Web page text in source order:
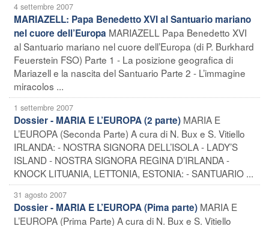
4 settembre 2007
MARIAZELL: Papa Benedetto XVI al Santuario mariano
nel cuore dell’Europa MARIAZELL Papa Benedetto XVI
al Santuario mariano nel cuore dell’Europa (di P. Burkhard
Feuerstein FSO) Parte 1 - La posizione geografica di
Mariazell e la nascita del Santuario Parte 2 - L’immagine
miracolos ...
1 settembre 2007
Dossier - MARIA E L’EUROPA (2 parte) MARIA E
L’EUROPA (Seconda Parte) A cura di N. Bux e S. Vitiello
IRLANDA: - NOSTRA SIGNORA DELL’ISOLA - LADY’S
ISLAND - NOSTRA SIGNORA REGINA D’IRLANDA -
KNOCK LITUANIA, LETTONIA, ESTONIA: - SANTUARIO ...
31 agosto 2007
Dossier - MARIA E L’EUROPA (Pima parte) MARIA E
L’EUROPA (Prima Parte) A cura di N. Bux e S. Vitiello